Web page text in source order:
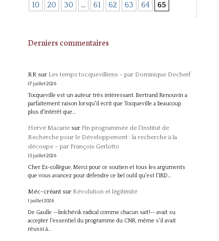
10
20 30 … 61 62 63 64 65
Derniers commentaires
RRsur Les temps tocquevilliens – par Dominique Decherf
17 juillet 2026
Tocqueville est un auteur très intéressant. Bertrand Renouvin a
parfaitement raison lorsqu'il écrit que Tocqueville a beaucoup
plus d'intérêt que…
Hervé Macariesur Fin programmée de l’Institut de
Recherche pour le Développement : la recherche à la
découpe – par François Gerlotto
13 juillet 2026
Cher Ex-collègue, Merci pour ce soutien et tous les arguments
que vous avancez pour défendre ce bel outil qu'est l'IRD…
Méc-créantsur Révolution et légitimité
1 juillet 2026
De Gaulle --bolchévik radical comme chacun sait!-- avait su
accepter l'essentiel du programme du CNR, même s'il avait
réussi à…